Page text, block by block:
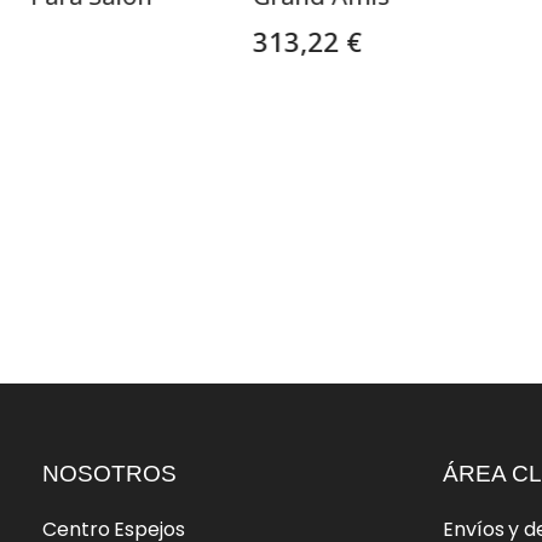
313,22 €
NOSOTROS
Centro Espejos
ÁREA
Envíos y